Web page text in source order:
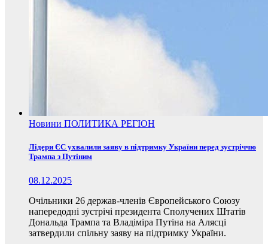
Новини ПОЛИТИКА РЕГІОН
Лідери ЄС ухвалили заяву в підтримку України перед зустріччю
Трампа з Путіним
08.12.2025
Очільники 26 держав-членів Європейського Союзу
напередодні зустрічі президента Сполучених Штатів
Дональда Трампа та Владіміра Путіна на Алясці
затвердили спільну заяву на підтримку України.